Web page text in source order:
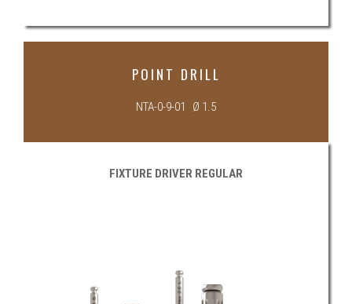
POINT DRILL
NTA-0-9-01 Ø 1.5
FIXTURE DRIVER REGULAR